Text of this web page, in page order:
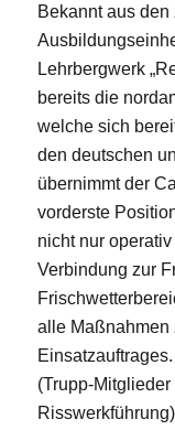
Bekannt aus
Lehrbergwerk
bereits die
welche sich
den deutschen
übernimmt der
vorderste
nicht nur
Verbindung zur
alle Maßnahmen
(Trupp-